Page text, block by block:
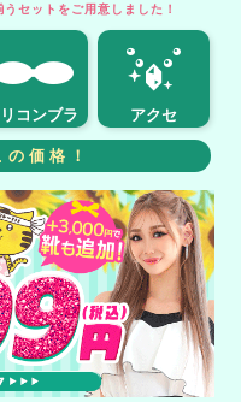
セットをご用意しました！
コンブラ アクセ
価格！